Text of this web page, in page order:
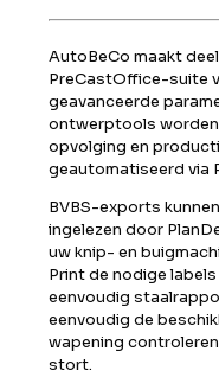
AutoBeCo maakt
PreCastOffice-suite
geavanceerde
ontwerptools
opvolging en
geautomatiseerd via
BVBS-exports
ingelezen door
uw knip- en
Print de nodige
eenvoudig
eenvoudig de
wapening
stort.